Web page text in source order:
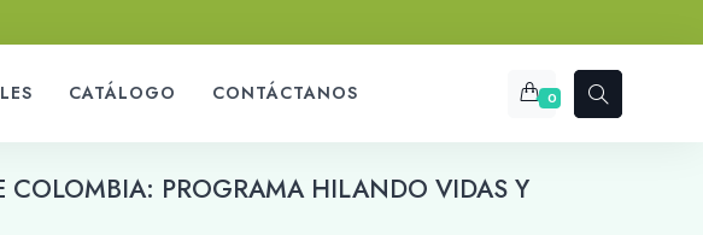
CATÁLOGO CONTÁCTANOS 0
COLOMBIA: PROGRAMA HILANDO VIDAS Y